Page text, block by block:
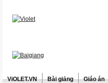
ViOLET.VN Bài giảng Giáo án